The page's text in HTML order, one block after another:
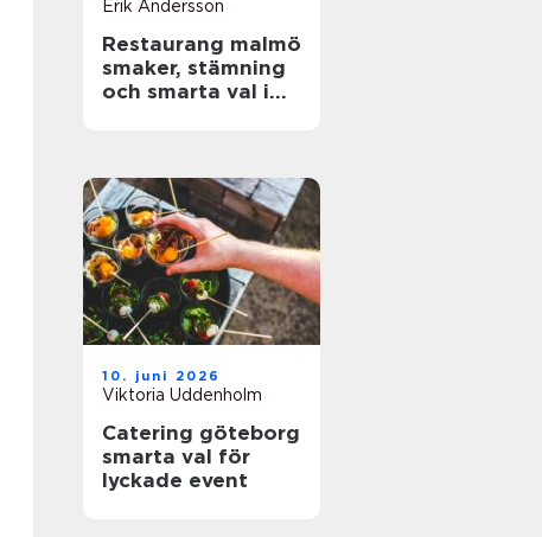
Erik Andersson
Restaurang malmö
smaker, stämning
och smarta val i
10. juni 2026
Viktoria Uddenholm
Catering göteborg
smarta val för
lyckade event